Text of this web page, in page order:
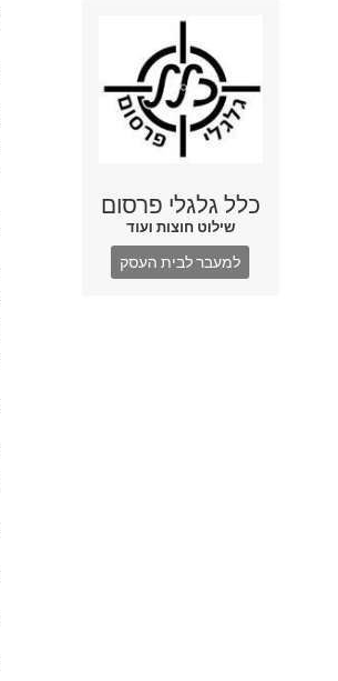
כלל גלגלי פרסום
שילוט חוצות ועוד
למעבר לבית העסק